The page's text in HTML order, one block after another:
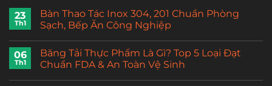
23
Th1
Bàn Thao Tác Inox 304, 201 Chuẩn Phòng
Sạch, Bếp Ăn Công Nghiệp
06
Th1
Băng Tải Thực Phẩm Là Gì? Top 5 Loại Đạt
Chuẩn FDA & An Toàn Vệ Sinh